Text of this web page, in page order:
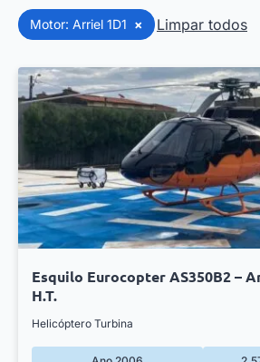
Motor: Arriel 1D1 × Limpar todos
Esquilo Eurocopter AS350B2 –
H.T.
Helicóptero Turbina